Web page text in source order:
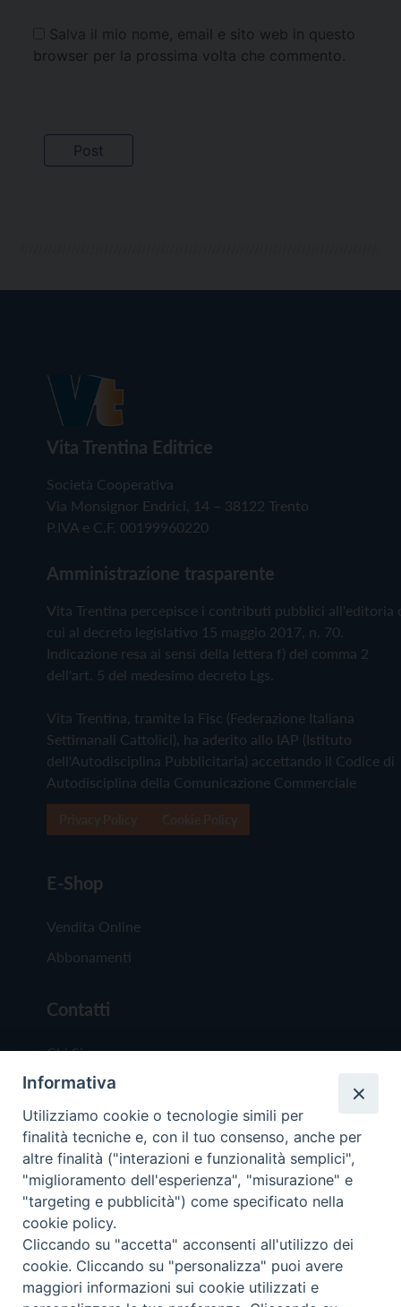
Salva il mio nome, email e sito web in questo
browser per la prossima volta che commento.
Vita Trentina Editrice
Società Cooperativa
Via Monsignor Endrici, 14 – 38122 Trento
P.IVA e C.F. 00199960220
Amministrazione trasparente
Vita Trentina percepisce i contributi pubblici all'editoria
cui al decreto legislativo 15 maggio 2017, n. 70.
Indicazione resa ai sensi della lettera f) del comma 2
dell'art. 5 del medesimo decreto Lgs.
Vita Trentina, tramite la Fisc (Federazione Italiana
Settimanali Cattolici), ha aderito allo IAP (Istituto
dell'Autodisciplina Pubblicitaria) accettando il Codice di
Autodisciplina della Comunicazione Commerciale
E-Shop
Vendita Online
Abbonamenti
Contatti
Chi Siamo
Redazione
Scrivici
Copyright © 2019 - Tutti i diritti riservati - Vita
Trentina Editrice
Privacy Policy
Informativa
Utilizziamo cookie o tecnologie simili per
finalità tecniche e, con il tuo consenso, anche per
altre finalità ("interazioni e funzionalità semplici",
"miglioramento dell'esperienza", "misurazione" e
"targeting e pubblicità") come specificato nella
cookie policy.
Cliccando su "accetta" acconsenti all'utilizzo dei
cookie. Cliccando su "personalizza" puoi avere
maggiori informazioni sui cookie utilizzati e